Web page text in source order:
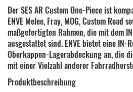
Der SES AR Custom One-Piece ist
ENVE Melee, Fray, MOG, Custom Road
maßgefertigten Rahmen, die mit dem
ausgestattet sind. ENVE bietet eine IN-
Oberkappen-Lagerabdeckung an, die
mit einer Vielzahl anderer
Produktbeschreibung